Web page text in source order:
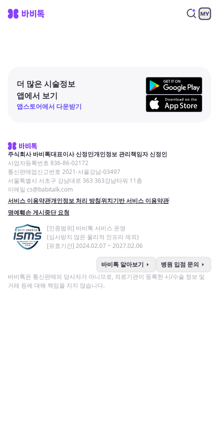
더 많은 시술정보
앱에서 보기
앱스토어에서 다운받기
주식회사 바비톡대표이사 신정인개인정보 관리책임자 신정인
사업자등록번호 836-86-02172
통신판매업신고번호 2021-서울강남-03497
서울특별시 서초구 강남대로 363 363강남타워 11층
이메일 cs@babitalk.com
서비스 이용약관개인정보 처리 방침위치기반 서비스 이용약관
명예훼손 게시중단 요청
[인증범위] 바비톡 서비스 운영
(심사받지 않은 물리적 인프라 제외)
[유효기간] 2024.02.07 ~ 2027.02.06
바비톡 알아보기 arrow_right 병원 입점 문의 arrow_right
바비톡은 통신판매의 당사자가 아니므로, 의료기관이 등록한 시/수술 정보 및
거래 등에 대해 책임을 지지 않습니다.